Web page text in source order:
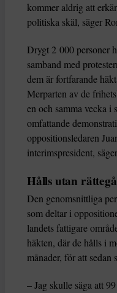
kommer aldrig att
politiska skäl, säger
Drygt 2 000 personer
samband med
dem är fortfarande
Merparten av de
en och samma vecka i
omfattande
oppositionsledaren
interimspresident,
Hålls utan
Den genomsnittliga
som deltar i
landets fattigare
häkten, där de hålls i
månader, för att sedan
– Jag skulle säga att